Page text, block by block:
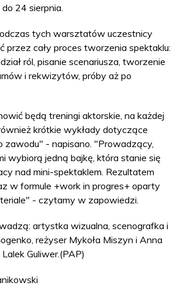
24 sierpnia.
tych warsztatów uczestnicy
przez cały proces tworzenia spektaklu:
ról, pisanie scenariusza, tworzenie
i rekwizytów, próby aż po
będą treningi aktorskie, na każdej
krótkie wykłady dotyczące
zawodu" - napisano. "Prowadzący,
wybiorą jedną bajkę, która stanie się
nad mini-spektaklem. Rezultatem
w formule +work in progres+ oparty
- czytamy w zapowiedzi.
artystka wizualna, scenografka i
reżyser Mykoła Miszyn i Anna
Guliwer.(PAP)